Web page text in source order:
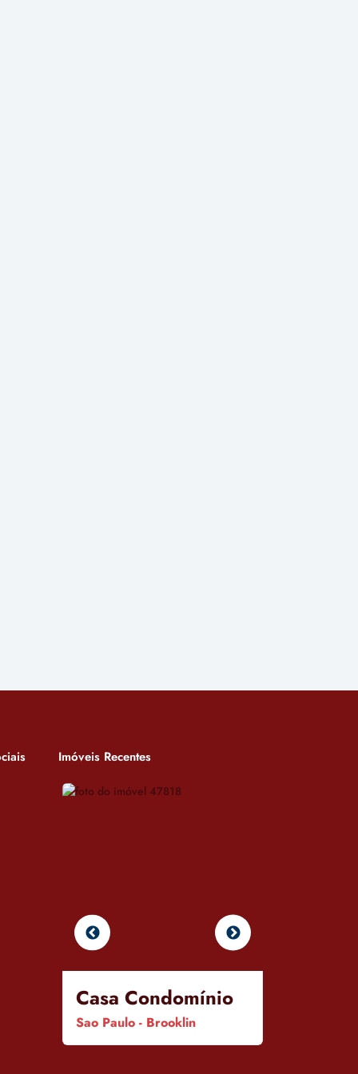
Imóveis Recentes
Casa Condomínio
Sao Paulo - Brooklin